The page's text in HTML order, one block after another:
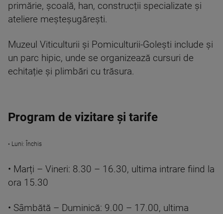
primărie, școală, han, construcții specializate și
ateliere meșteșugărești.
Muzeul Viticulturii și Pomiculturii-Golești include și
un parc hipic, unde se organizează cursuri de
echitație și plimbări cu trăsura.
Program de vizitare și tarife
• Luni: Închis
• Marți – Vineri: 8.30 – 16.30, ultima intrare fiind la
ora 15.30
• Sâmbătă – Duminică: 9.00 – 17.00, ultima